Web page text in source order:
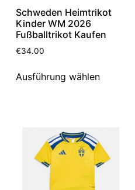
Schweden Heimtrikot
Kinder WM 2026
Fußballtrikot Kaufen
€34.00
Ausführung wählen